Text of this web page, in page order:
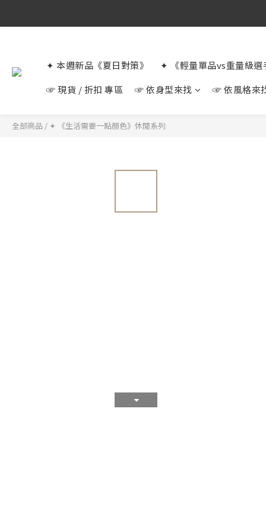
✦ 本週新品《夏日對策》
✦ 《輕量單品vs重量級選
☞ 現貨 / 折扣 專區
☞ 依身型來找 ☞ 依風格來
全部商品 / ✦ 《生活需要一點顏色》休閒系列